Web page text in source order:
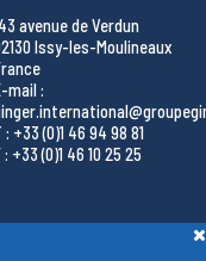
avenue de Verdun
Issy-les-Moulineaux
mail :
: +33 (0)1 46 94 98 81
: +33 (0)1 46 10 25 25